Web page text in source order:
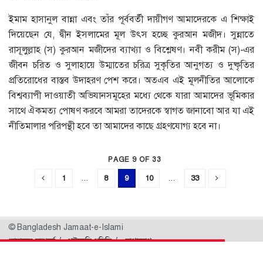
ইমাম হাসানুল বান্না এবং তাঁর পূর্ববর্তী দায়ীগণ আমাদেরকে এ শিক্ষাই
দিয়েছেন যে, দ্বীন ইসলামের মূল উৎস হচ্ছে কুরআন মজীদ। সুন্নাতে
রাসূলুল্লাহ (স) কুরআন মজীদের ব্যাখ্যা ও বিশ্লেষণ। নবী করীম (স)-এর
জীবন চরিত ও সুলাহায়ে উম্মাতের চরিত্র সুকৃতির আনুগত্য ও দুষ্কৃতির
প্রতিরোধের বাস্তব উদাহরণ পেশ করে। অতএব এই মূলনীতির আলোকে
বিশ্বব্যাপী দাওয়াতী অভিযানসমূহের মধ্যে থেকে যারা আমাদের ভূমিকার
সাথে ঐকমত্য পোষণ করবে আমরা তাদেরকে স্বাগত জানাবো আর যা এই
নীতিমালার পরিপন্থী হবে তা আমাদের কাছে গ্রহণযোগ্য হবে না।
PAGE 9 OF 33
1 ... 8 9 10 ... 33
© Bangladesh Jamaat-e-Islami
আমাদের সম্পর্কে প্রাইভেসি পলিসি যোগাযোগ